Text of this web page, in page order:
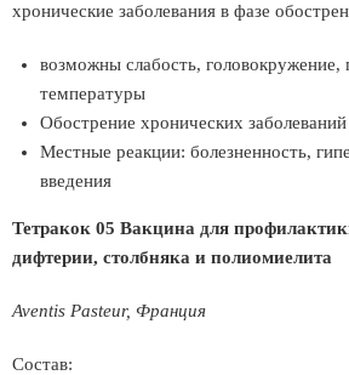
хронические заболевания в фазе
возможны слабость,
температуры
Обострение хронических заболеваний
Местные реакции: болезненность,
введения
Тетракок 05 Вакцина для
дифтерии, столбняка и полиомиелита
Aventis Pasteur, Франция
Состав: